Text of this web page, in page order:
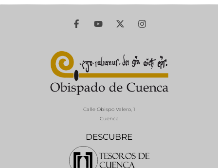
DESCUBRE
Calle Obispo Valero, 1
Cuenca